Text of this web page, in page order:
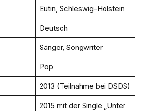
Eutin, Schleswig-Holstein
Deutsch
Sänger, Songwriter
Pop
2013 (Teilnahme bei DSDS)
2015 mit der Single „Unter